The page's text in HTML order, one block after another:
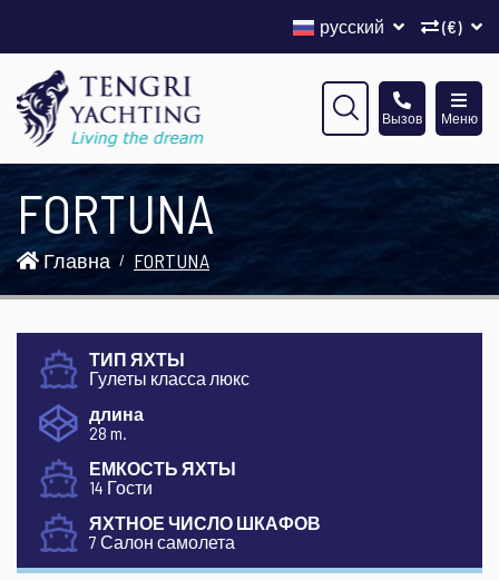
(€)
русский
Меню
Вызов
FORTUNA
Главна FORTUNA
ТИП ЯХТЫ
Гулеты класса люкс
длина
28 m.
ЕМКОСТЬ ЯХТЫ
14 Гости
ЯХТНОЕ ЧИСЛО ШКАФОВ
7 Салон самолета